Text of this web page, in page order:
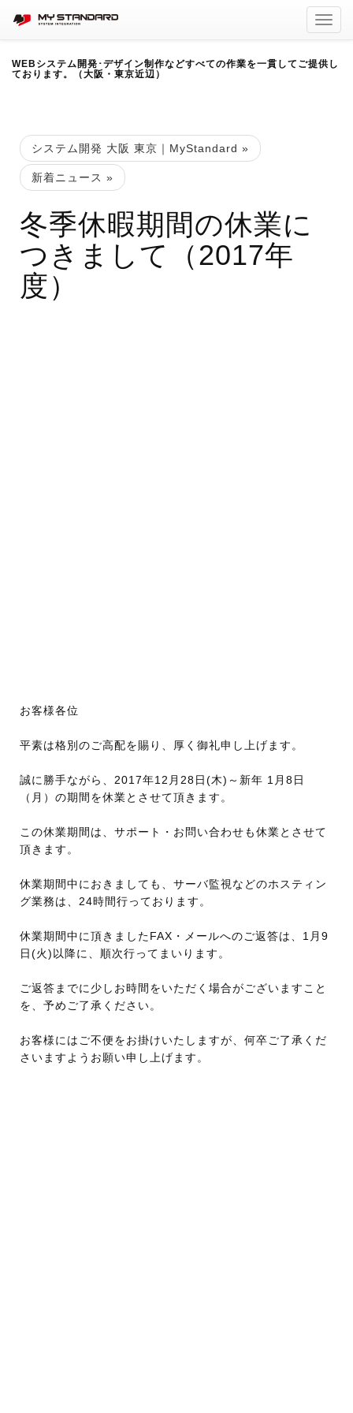
WEBシステム開発･デザイン制作などすべての作業を一貫してご提供し
ております。（大阪・東京近辺）
システム開発 大阪 東京｜MyStandard »
新着ニュース »
冬季休暇期間の休業に
つきまして（2017年
度）
お客様各位
平素は格別のご高配を賜り、厚く御礼申し上げます。
誠に勝手ながら、2017年12月28日(木)～新年 1月8日
（月）の期間を休業とさせて頂きます。
この休業期間は、サポート・お問い合わせも休業とさせて
頂きます。
休業期間中におきましても、サーバ監視などのホスティン
グ業務は、24時間行っております。
休業期間中に頂きましたFAX・メールへのご返答は、1月9
日(火)以降に、順次行ってまいります。
ご返答までに少しお時間をいただく場合がございますこと
を、予めご了承ください。
お客様にはご不便をお掛けいたしますが、何卒ご了承くだ
さいますようお願い申し上げます。